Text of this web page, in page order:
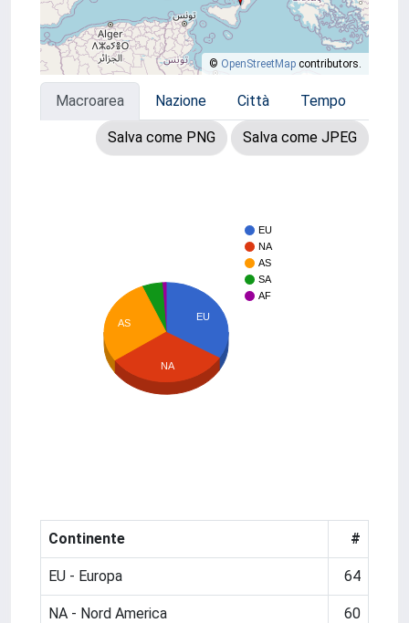
© OpenStreetMap contributors.
Macroarea Nazione Città Tempo
Salva come PNG Salva come JPEG
EU
NA
AS
SA
AF
EU
AS
NA
Continente #
EU - Europa 64
NA - Nord America 60